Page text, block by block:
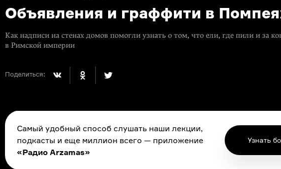
Объявления и граффити в
Как надписи на стенах домов помогли узнать о том, что ели, где пили и за
в Римской империи
Поделиться:
Самый удобный способ слушать наши лекции,
подкасты и еще миллион всего — приложение
«Радио Arzamas»
Узнать